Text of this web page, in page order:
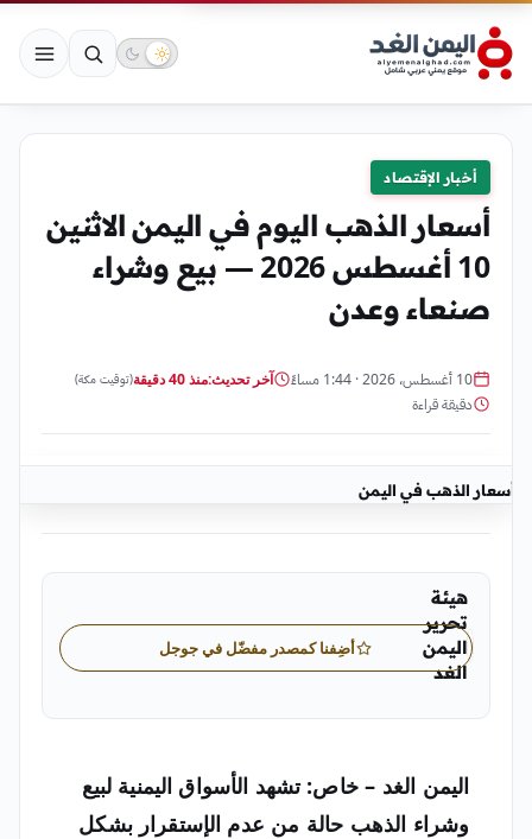
أخبار الإقتصاد
أسعار الذهب اليوم في اليمن الاثنين
10 أغسطس 2026 — بيع وشراء
صنعاء وعدن
10 أغسطس، 2026 · 1:44 مساءً آخر تحديث:منذ 40 دقيقة (توقيت مكة)
دقيقة قراءة
أسعار الذهب في اليمن
هيئة
تحرير
اليمن
الغد
أضِفنا كمصدر مفضّل في جوجل
اليمن الغد – خاص: تشهد الأسواق اليمنية لبيع
وشراء الذهب حالة من عدم الإستقرار بشكل